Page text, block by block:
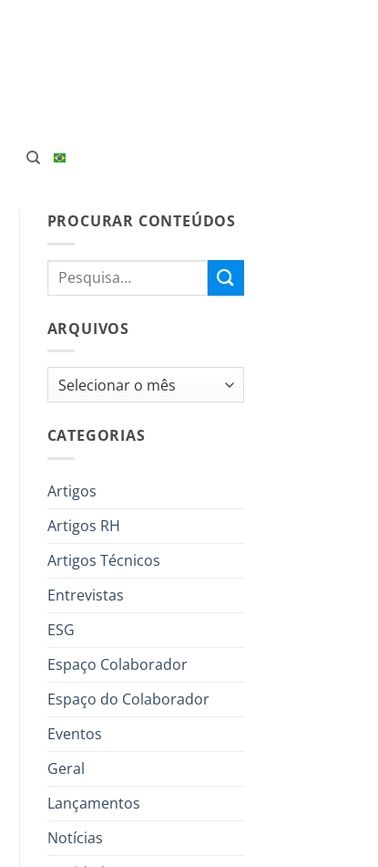
PROCURAR CONTEÚDOS
ARQUIVOS
Arquivos
CATEGORIAS
Artigos
Artigos RH
Artigos Técnicos
Entrevistas
ESG
Espaço Colaborador
Espaço do Colaborador
Eventos
Geral
Lançamentos
Notícias